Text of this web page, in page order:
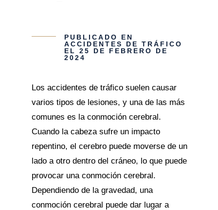
PUBLICADO EN
ACCIDENTES DE TRÁFICO
EL 25 DE FEBRERO DE
2024
Los accidentes de tráfico suelen causar
varios tipos de lesiones, y una de las más
comunes es la conmoción cerebral.
Cuando la cabeza sufre un impacto
repentino, el cerebro puede moverse de un
lado a otro dentro del cráneo, lo que puede
provocar una conmoción cerebral.
Dependiendo de la gravedad, una
conmoción cerebral puede dar lugar a